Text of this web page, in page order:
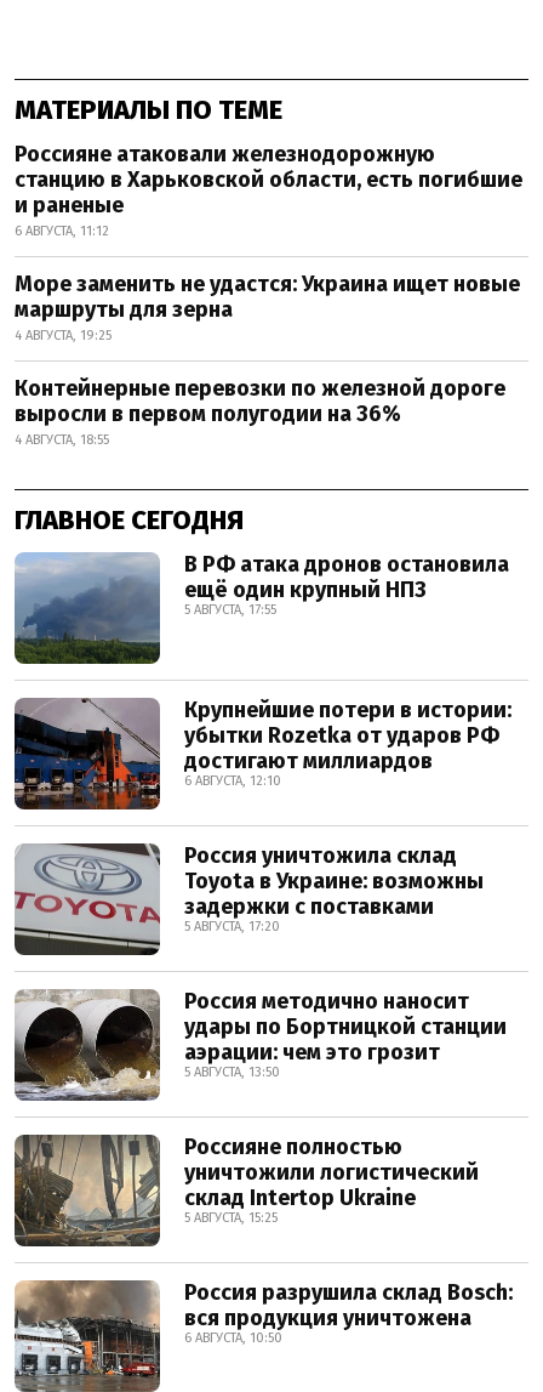
МАТЕРИАЛЫ ПО ТЕМЕ
Россияне атаковали железнодорожную
станцию в Харьковской области, есть погибшие
и раненые
6 АВГУСТА, 11:12
Море заменить не удастся: Украина ищет новые
маршруты для зерна
4 АВГУСТА, 19:25
Контейнерные перевозки по железной дороге
выросли в первом полугодии на 36%
4 АВГУСТА, 18:55
ГЛАВНОЕ СЕГОДНЯ
В РФ атака дронов остановила
ещё один крупный НПЗ
5 АВГУСТА, 17:55
Крупнейшие потери в истории:
убытки Rozetka от ударов РФ
достигают миллиардов
6 АВГУСТА, 12:10
Россия уничтожила склад
Toyota в Украине: возможны
задержки с поставками
5 АВГУСТА, 17:20
Россия методично наносит
удары по Бортницкой станции
аэрации: чем это грозит
5 АВГУСТА, 13:50
Россияне полностью
уничтожили логистический
склад Intertop Ukraine
5 АВГУСТА, 15:25
Россия разрушила склад Bosch:
вся продукция уничтожена
6 АВГУСТА, 10:50